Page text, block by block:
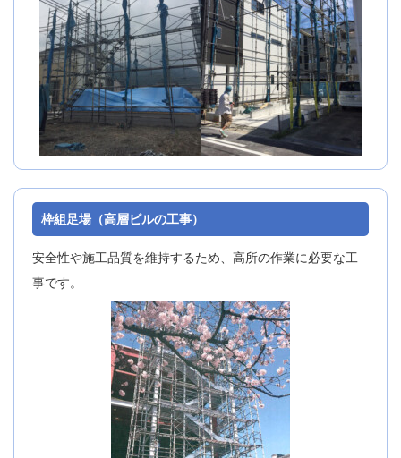
枠組足場（高層ビルの工事）
安全性や施工品質を維持するため、高所の作業に必要な工
事です。